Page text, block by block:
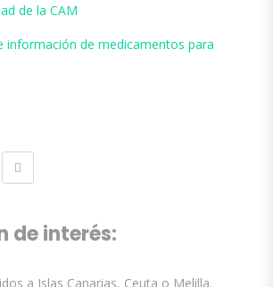
de la CAM
información de medicamentos para
de interés:
a Islas Canarias, Ceuta o Melilla.